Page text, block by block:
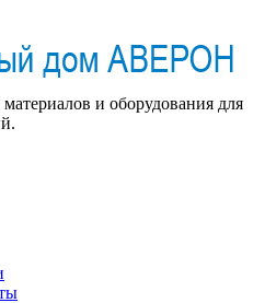
и оборудования для